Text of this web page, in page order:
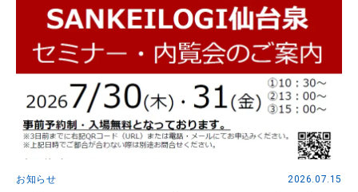
お知らせ 2026.07.15